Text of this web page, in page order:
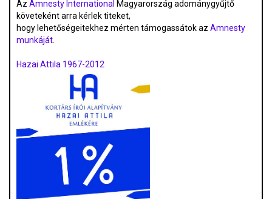
Az Amnesty International Magyarország adománygyűjtő
követeként arra kérlek titeket,
hogy lehetőségeitekhez mérten támogassátok az Amnesty
munkáját
Hazai Attila 1967-2012